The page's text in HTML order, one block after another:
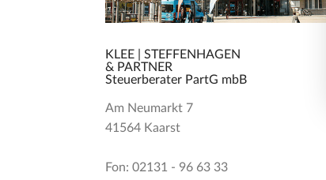
KLEE | STEFFENHAGEN
& PARTNER
Steuerberater PartG mbB
Am Neumarkt 7
41564 Kaarst
Fon: 02131 - 96 63 33